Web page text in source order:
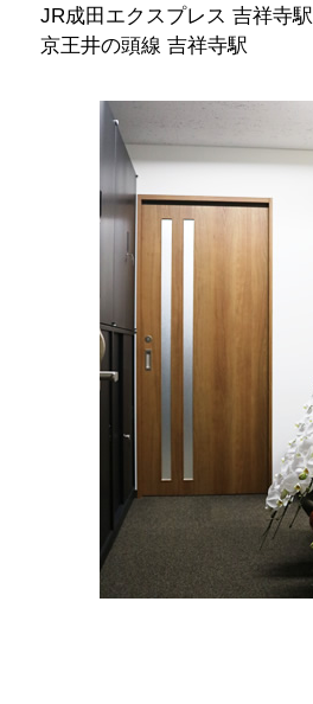
JR成田エクスプレス 吉祥寺駅
京王井の頭線 吉祥寺駅